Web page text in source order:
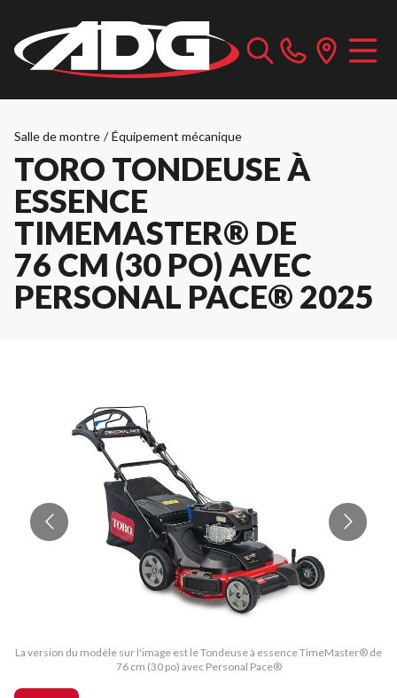
Salle de montre / Équipement mécanique
TORO TONDEUSE À
ESSENCE
TIMEMASTER® DE
76 CM (30 PO) AVEC
PERSONAL PACE® 2025
La version du modèle sur l'image est le Tondeuse à essence TimeMaster® de
76 cm (30 po) avec Personal Pace®